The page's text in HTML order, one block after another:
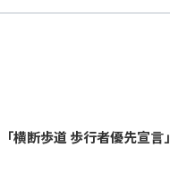
「横断歩道 歩行者優先宣言」